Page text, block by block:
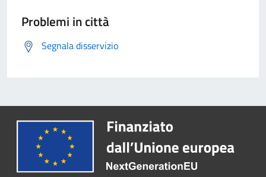
Problemi in città
Segnala disservizio